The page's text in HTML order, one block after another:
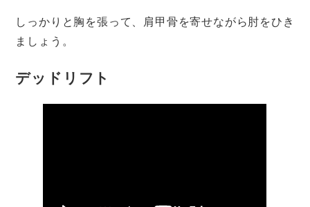
しっかりと胸を張って、肩甲骨を寄せながら肘をひき
ましょう。
デッドリフト